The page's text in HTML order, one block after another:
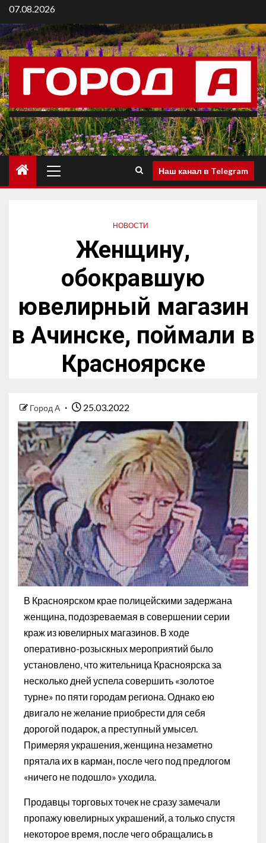
07.08.2026
Наш канал в Telegram
НОВОСТИ
Женщину,
обокравшую
ювелирный магазин
в Ачинске, поймали в
Красноярске
Город А 25.03.2022
В Красноярском крае полицейскими задержана
женщина, подозреваемая в совершении серии
краж из ювелирных магазинов. В ходе
оперативно-розыскных мероприятий было
установлено, что жительница Красноярска за
несколько дней успела совершить «золотое
турне» по пяти городам региона. Однако ею
двигало не желание приобрести для себя
дорогой подарок, а преступный умысел.
Примеряя украшения, женщина незаметно
прятала их в карман, после чего под предлогом
«ничего не подошло» уходила.
Продавцы торговых точек не сразу замечали
пропажу ювелирных украшений, а только спустя
некоторое время, после чего обращались в